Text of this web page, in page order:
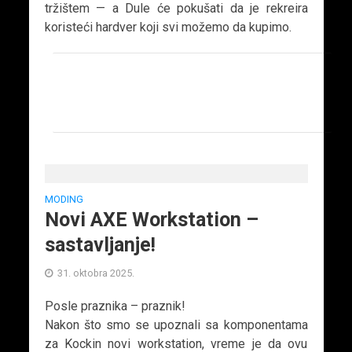
tržištem — a Dule će pokušati da je rekreira
koristeći hardver koji svi možemo da kupimo.
MODING
Novi AXE Workstation –
sastavljanje!
31. oktobra 2025.
Posle praznika – praznik!
Nakon što smo se upoznali sa komponentama
za Kockin novi workstation, vreme je da ovu